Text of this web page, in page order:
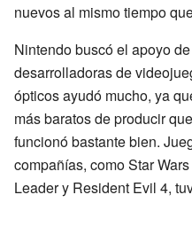
nuevos al mismo tiempo
Nintendo buscó el apoyo
desarrolladoras de
ópticos ayudó mucho, ya
más baratos de producir
funcionó bastante bien.
compañías, como Star
Leader y Resident Evil 4,